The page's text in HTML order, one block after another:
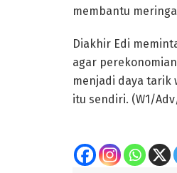
membantu
Diakhir Edi
agar
menjadi daya tarik
itu sendiri. (W1/